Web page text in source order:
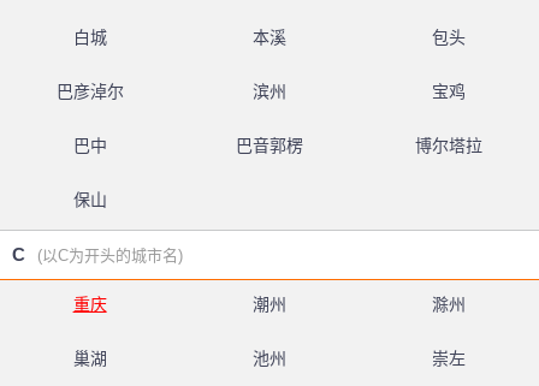
白城 本溪 包头
巴彦淖尔 滨州 宝鸡
巴中 巴音郭楞 博尔塔拉
保山
C (以C为开头的城市名)
重庆 潮州 滁州
巢湖 池州 崇左